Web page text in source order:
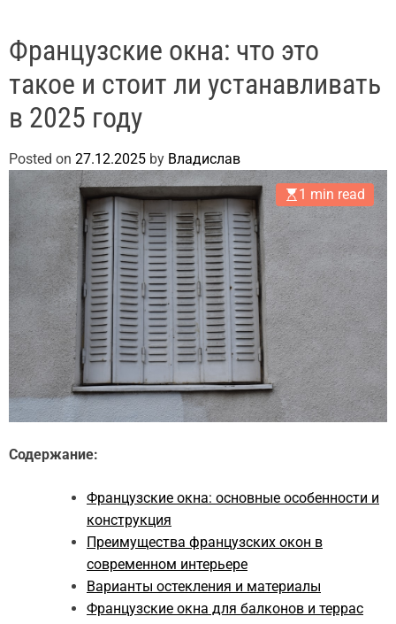
Французские окна: что это
такое и стоит ли устанавливать
в 2025 году
Posted on 27.12.2025 by Владислав
1 min read
Содержание:
Французские окна: основные особенности и
конструкция
Преимущества французских окон в
современном интерьере
Варианты остекления и материалы
Французские окна для балконов и террас